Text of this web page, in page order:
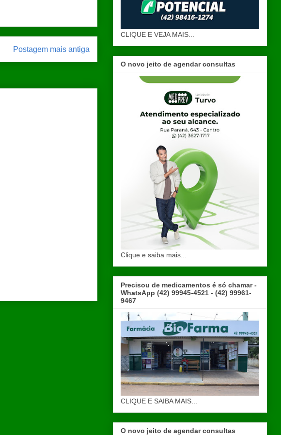
Postagem mais antiga
CLIQUE E VEJA MAIS...
O novo jeito de agendar consultas
Clique e saiba mais...
Precisou de medicamentos é só chamar -
WhatsApp (42) 99945-4521 - (42) 99961-
9467
CLIQUE E SAIBA MAIS...
O novo jeito de agendar consultas